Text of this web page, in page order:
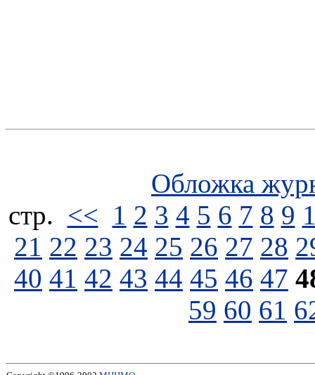
Обложка
стp. << 1 2 3 4 5 6 7 8 9
21 22 23 24 25 26 27 28
40 41 42 43 44 45 46 47
59 60 61